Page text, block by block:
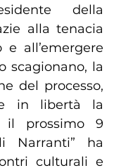
della
alla tenacia
e all’emergere
scagionano, la
del processo,
in libertà la
il prossimo 9
Narranti” ha
culturali e